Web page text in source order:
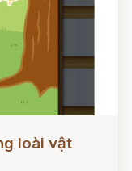
loài vật